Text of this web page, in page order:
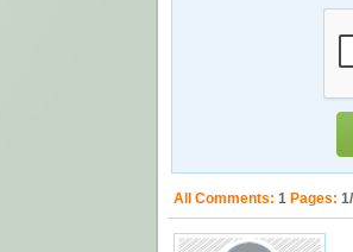
All Comments: 1 Pages: